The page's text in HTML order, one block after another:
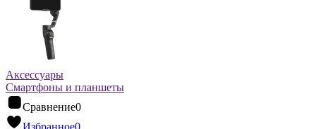
Аксессуары
Смартфоны и планшеты
Сравнение0
Избранное0